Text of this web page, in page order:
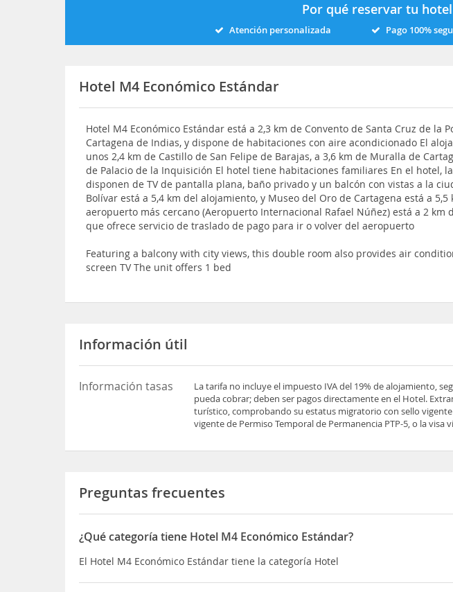
Por qué reservar tu
Atención personalizada Pago 100%
Hotel M4 Económico Estándar
Hotel M4 Económico Estándar está a 2,3 km de Convento de Santa Cruz de la
Cartagena de Indias, y dispone de habitaciones con aire acondicionado El
unos 2,4 km de Castillo de San Felipe de Barajas, a 3,6 km de Muralla de
de Palacio de la Inquisición El hotel tiene habitaciones familiares En el hotel,
disponen de TV de pantalla plana, baño privado y un balcón con vistas a la
Bolívar está a 5,4 km del alojamiento, y Museo del Oro de Cartagena está a 5,5
aeropuerto más cercano (Aeropuerto Internacional Rafael Núñez) está a 2 km
que ofrece servicio de traslado de pago para ir o volver del aeropuerto
Featuring a balcony with city views, this double room also provides air
screen TV The unit offers 1 bed
Información útil
Información tasas
La tarifa no incluye el impuesto IVA del 19% de alojamiento,
pueda cobrar; deben ser pagos directamente en el Hotel.
turístico, comprobando su estatus migratorio con sello
vigente de Permiso Temporal de Permanencia PTP-5, o la visa
Preguntas frecuentes
¿Qué categoría tiene Hotel M4 Económico Estándar?
El Hotel M4 Económico Estándar tiene la categoría Hotel